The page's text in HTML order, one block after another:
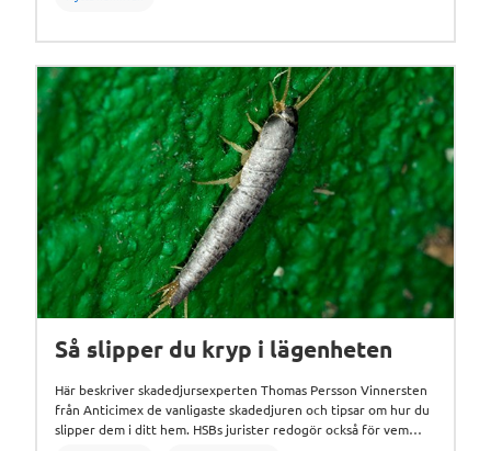
Så slipper du kryp i lägenheten
Här beskriver skadedjursexperten Thomas Persson Vinnersten
från Anticimex de vanligaste skadedjuren och tipsar om hur du
slipper dem i ditt hem. HSBs jurister redogör också för vem